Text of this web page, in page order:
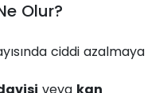
Olur?
ciddi azalmaya
veya kan